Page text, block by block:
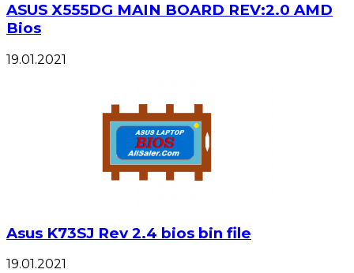
ASUS X555DG MAIN BOARD REV:2.0 AMD
Bios
19.01.2021
Asus K73SJ Rev 2.4 bios bin file
19.01.2021